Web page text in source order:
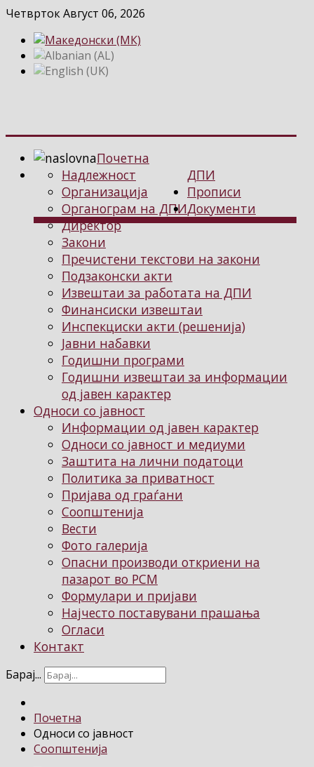
Четврток Август 06, 2026
Почетна
ДПИ
Надлежност
Организација
Органограм на ДПИ
Директор
Прописи
Закони
Пречистени текстови на закони
Подзаконски акти
Документи
Извештаи за работата на ДПИ
Финансиски извештаи
Инспекциски акти (решенија)
Јавни набавки
Годишни програми
Годишни извештаи за информации
од јавен карактер
Односи со јавност
Информации од јавен карактер
Односи со јавност и медиуми
Заштита на лични податоци
Политика за приватност
Пријава од граѓани
Соопштенија
Вести
Фото галерија
Опасни производи откриени на
пазарот во РСМ
Формулари и пријави
Најчесто поставувани прашања
Огласи
Контакт
Барај...
Почетна
Односи со јавност
Соопштенија